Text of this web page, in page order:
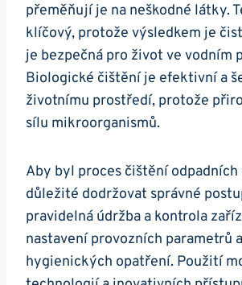
přeměňují je na neškodné látky.
klíčový, protože výsledkem je
je bezpečná pro život ve vodním
Biologické čištění je efektivní a
životnímu prostředí, protože
sílu mikroorganismů.
Aby byl proces čištění odpadních
důležité dodržovat správné
pravidelná údržba a kontrola
nastavení provozních parametrů
hygienických opatření. Použití